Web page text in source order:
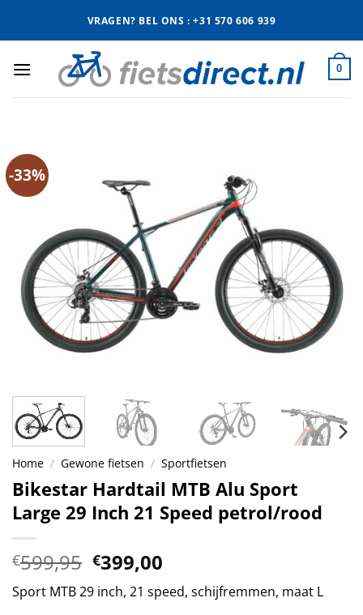
VRAGEN? BEL ONS : +31 570 606 939
0
-33%
Home / Gewone fietsen / Sportfietsen
Bikestar Hardtail MTB Alu Sport
Large 29 Inch 21 Speed petrol/rood
€599,95 Oorspronkelijke
prijs
was:
€399,00
prijs
is:
Sport MTB 29 inch, 21 speed, schijfremmen, maat L